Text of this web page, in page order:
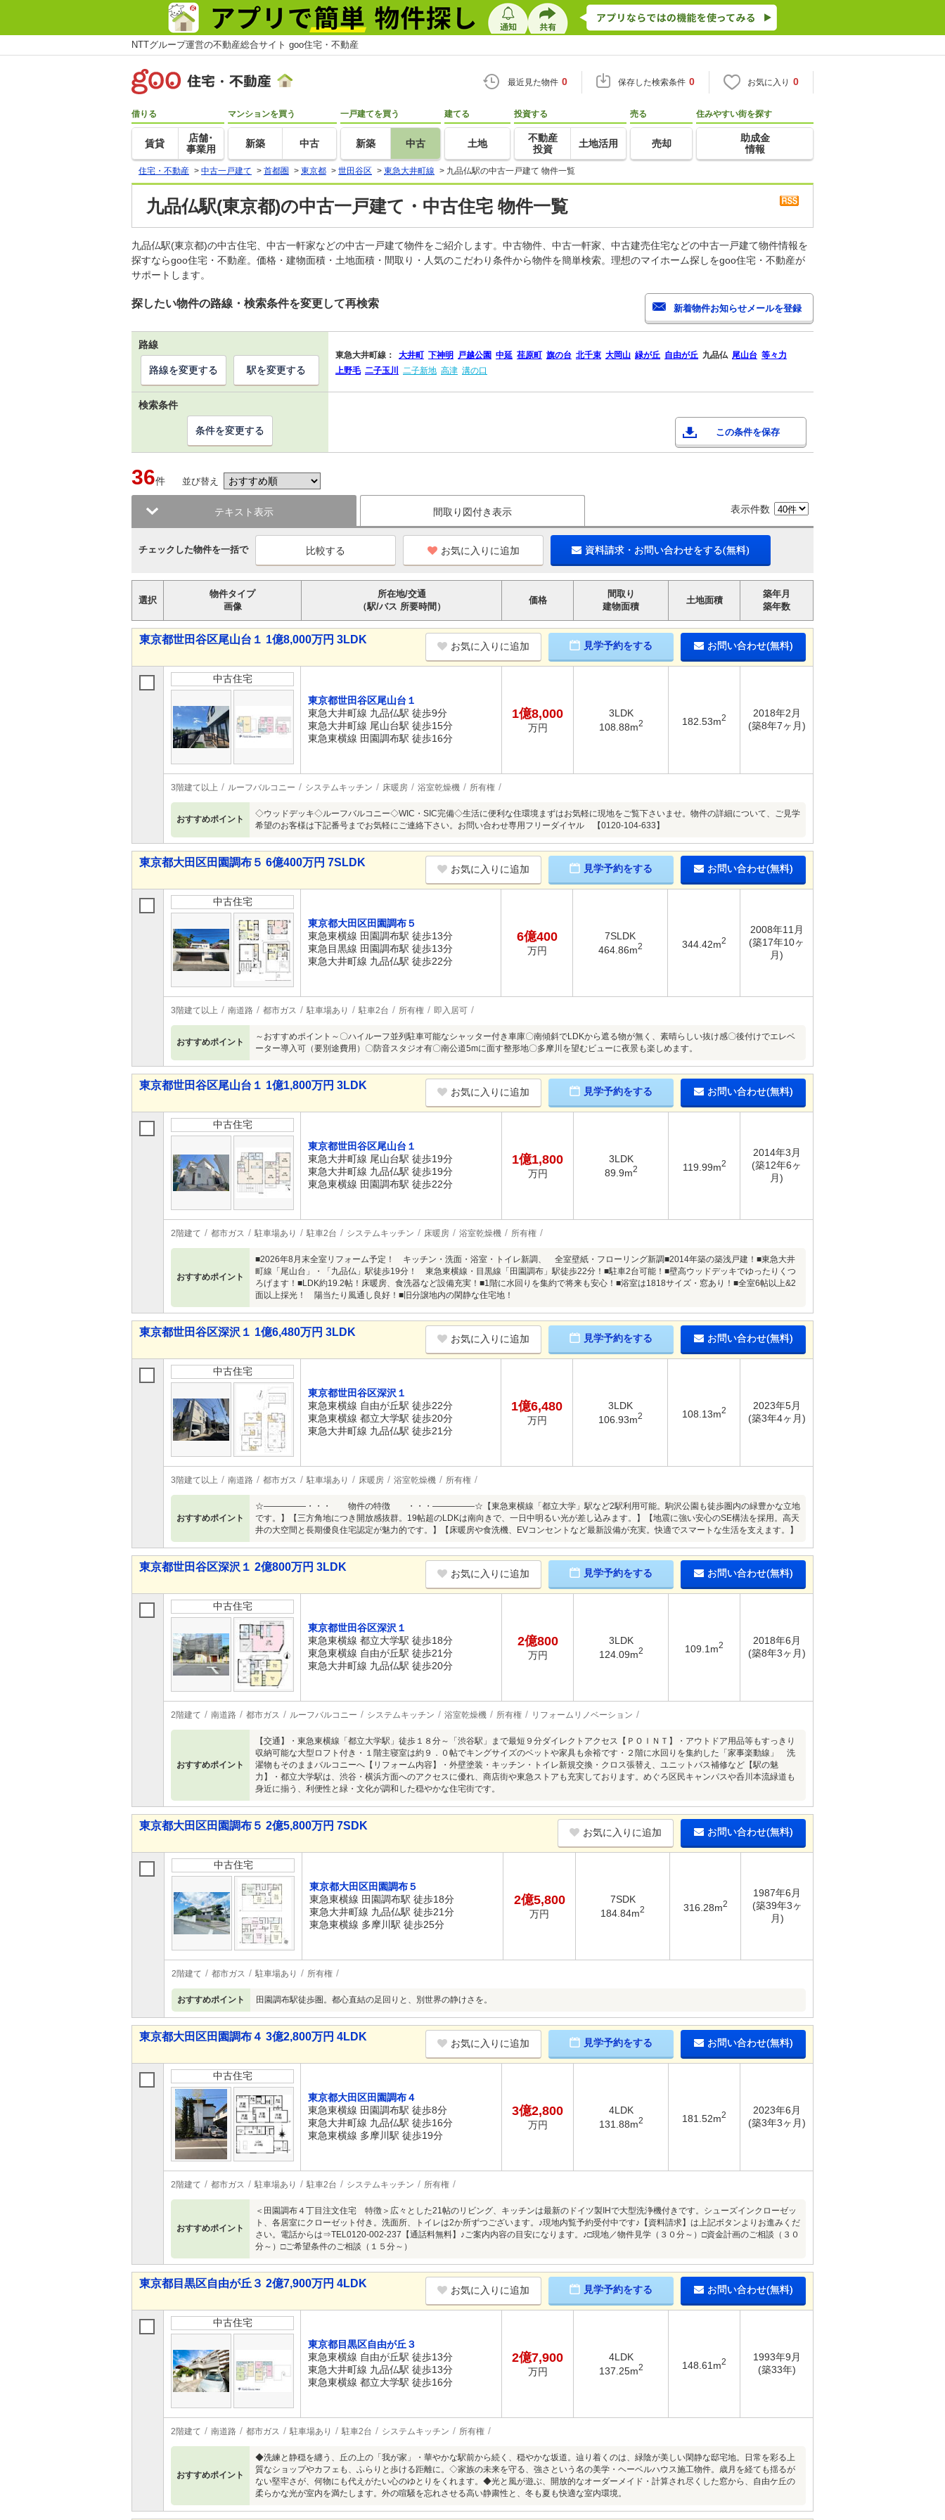
NTTグループ運営の不動産総合サイト goo住宅・不動産
最近見た物件 0 保存した検索条件 0 お気に入り 0
借りる
賃貸
店舗･
事業用
マンションを買う
新築 中古
一戸建てを買う
新築 中古
建てる
土地
投資する
不動産
投資
土地活用
売る
売却
住みやすい街を探す
助成金
情報
住宅・不動産 > 中古一戸建て > 首都圏 > 東京都 > 世田谷区 > 東急大井町線 > 九品仏駅の中古一戸建て 物件一覧
九品仏駅(東京都)の中古一戸建て・中古住宅 物件一覧
九品仏駅(東京都)の中古住宅、中古一軒家などの中古一戸建て物件をご紹介します。中古物件、中古一軒家、中古建売住宅などの中古一戸建て物件情報を
探すならgoo住宅・不動産。価格・建物面積・土地面積・間取り・人気のこだわり条件から物件を簡単検索。理想のマイホーム探しをgoo住宅・不動産が
サポートします。
探したい物件の路線・検索条件を変更して再検索
路線
東急大井町線： 大井町 下神明 戸越公園 中延 荏原町 旗の台 北千束 大岡山 緑が丘 自由が丘 九品仏 尾山台 等々力
上野毛 二子玉川 二子新地 高津 溝の口
路線を変更する 駅を変更する
検索条件
この条件を保存
条件を変更する
36件 並び替え
テキスト表示 間取り図付き表示 表示件数
チェックした物件を一括で お気に入りに追加 資料請求・お問い合わせをする(無料)
選択
物件タイプ
画像
所在地/交通
（駅/バス 所要時間）
価格
間取り
建物面積
土地面積
築年月
築年数
東京都世田谷区尾山台１ 1億8,000万円 3LDK
お気に入りに追加 見学予約をする お問い合わせ(無料)
中古住宅
東京都世田谷区尾山台１
東急大井町線 九品仏駅 徒歩9分
東急大井町線 尾山台駅 徒歩15分
東急東横線 田園調布駅 徒歩16分
1億8,000
万円
3LDK
108.88m2 182.53m2
2018年2月
(築8年7ヶ月)
3階建て以上 ルーフバルコニー システムキッチン 床暖房 浴室乾燥機 所有権
おすすめポイント
◇ウッドデッキ◇ルーフバルコニー◇WIC・SIC完備◇生活に便利な住環境まずはお気軽に現地をご覧下さいませ。物件の詳細について、ご見学
希望のお客様は下記番号までお気軽にご連絡下さい。お問い合わせ専用フリーダイヤル 【0120-104-633】
東京都大田区田園調布５ 6億400万円 7SLDK
お気に入りに追加 見学予約をする お問い合わせ(無料)
中古住宅
東京都大田区田園調布５
東急東横線 田園調布駅 徒歩13分
東急目黒線 田園調布駅 徒歩13分
東急大井町線 九品仏駅 徒歩22分
6億400
万円
7SLDK
464.86m2 344.42m2
2008年11月
(築17年10ヶ
月)
3階建て以上 南道路 都市ガス 駐車場あり 駐車2台 所有権 即入居可
おすすめポイント
～おすすめポイント～〇ハイルーフ並列駐車可能なシャッター付き車庫〇南傾斜でLDKから遮る物が無く、素晴らしい抜け感〇後付けでエレベ
ーター導入可（要別途費用）〇防音スタジオ有〇南公道5mに面す整形地〇多摩川を望むビューに夜景も楽しめます。
東京都世田谷区尾山台１ 1億1,800万円 3LDK
お気に入りに追加 見学予約をする お問い合わせ(無料)
中古住宅
東京都世田谷区尾山台１
東急大井町線 尾山台駅 徒歩19分
東急大井町線 九品仏駅 徒歩19分
東急東横線 田園調布駅 徒歩22分
1億1,800
万円
3LDK
89.9m2 119.99m2
2014年3月
(築12年6ヶ
月)
2階建て 都市ガス 駐車場あり 駐車2台 システムキッチン 床暖房 浴室乾燥機 所有権
おすすめポイント
■2026年8月末全室リフォーム予定！ キッチン・洗面・浴室・トイレ新調、 全室壁紙・フローリング新調■2014年築の築浅戸建！■東急大井
町線「尾山台」・「九品仏」駅徒歩19分！ 東急東横線・目黒線「田園調布」駅徒歩22分！■駐車2台可能！■壁高ウッドデッキでゆったりくつ
ろげます！■LDK約19.2帖！床暖房、食洗器など設備充実！■1階に水回りを集約で将来も安心！■浴室は1818サイズ・窓あり！■全室6帖以上&2
面以上採光！ 陽当たり風通し良好！■旧分譲地内の閑静な住宅地！
東京都世田谷区深沢１ 1億6,480万円 3LDK
お気に入りに追加 見学予約をする お問い合わせ(無料)
中古住宅
東京都世田谷区深沢１
東急東横線 自由が丘駅 徒歩22分
東急東横線 都立大学駅 徒歩20分
東急大井町線 九品仏駅 徒歩21分
1億6,480
万円
3LDK
106.93m2 108.13m2
2023年5月
(築3年4ヶ月)
3階建て以上 南道路 都市ガス 駐車場あり 床暖房 浴室乾燥機 所有権
おすすめポイント
☆―――――・・・ 物件の特徴 ・・・―――――☆【東急東横線「都立大学」駅など2駅利用可能。駒沢公園も徒歩圏内の緑豊かな立地
です。】【三方角地につき開放感抜群。19帖超のLDKは南向きで、一日中明るい光が差し込みます。】【地震に強い安心のSE構法を採用。高天
井の大空間と長期優良住宅認定が魅力的です。】【床暖房や食洗機、EVコンセントなど最新設備が充実。快適でスマートな生活を支えます。】
東京都世田谷区深沢１ 2億800万円 3LDK
お気に入りに追加 見学予約をする お問い合わせ(無料)
中古住宅
東京都世田谷区深沢１
東急東横線 都立大学駅 徒歩18分
東急東横線 自由が丘駅 徒歩21分
東急大井町線 九品仏駅 徒歩20分
2億800
万円
3LDK
124.09m2 109.1m2
2018年6月
(築8年3ヶ月)
2階建て 南道路 都市ガス ルーフバルコニー システムキッチン 浴室乾燥機 所有権 リフォームリノベーション
おすすめポイント
【交通】・東急東横線「都立大学駅」徒歩１８分～「渋谷駅」まで最短９分ダイレクトアクセス【ＰＯＩＮＴ】・アウトドア用品等もすっきり
収納可能な大型ロフト付き・１階主寝室は約９．０帖でキングサイズのベットや家具も余裕です・２階に水回りを集約した「家事楽動線」 洗
濯物もそのままバルコニーへ【リフォーム内容】・外壁塗装・キッチン・トイレ新規交換・クロス張替え、ユニットバス補修など【駅の魅
力】・都立大学駅は、渋谷・横浜方面へのアクセスに優れ、商店街や東急ストアも充実しております。めぐろ区民キャンパスや呑川本流緑道も
身近に揃う、利便性と緑・文化が調和した穏やかな住宅街です。
東京都大田区田園調布５ 2億5,800万円 7SDK
お気に入りに追加 お問い合わせ(無料)
中古住宅
東京都大田区田園調布５
東急東横線 田園調布駅 徒歩18分
東急大井町線 九品仏駅 徒歩21分
東急東横線 多摩川駅 徒歩25分
2億5,800
万円
7SDK
184.84m2 316.28m2
1987年6月
(築39年3ヶ
月)
2階建て 都市ガス 駐車場あり 所有権
おすすめポイント 田園調布駅徒歩圏。都心直結の足回りと、別世界の静けさを。
東京都大田区田園調布４ 3億2,800万円 4LDK
お気に入りに追加 見学予約をする お問い合わせ(無料)
中古住宅
東京都大田区田園調布４
東急東横線 田園調布駅 徒歩8分
東急大井町線 九品仏駅 徒歩16分
東急東横線 多摩川駅 徒歩19分
3億2,800
万円
4LDK
131.88m2 181.52m2
2023年6月
(築3年3ヶ月)
2階建て 都市ガス 駐車場あり 駐車2台 システムキッチン 所有権
おすすめポイント
＜田園調布４丁目注文住宅 特徴＞広々とした21帖のリビング、キッチンは最新のドイツ製IHで大型洗浄機付きです。シューズインクローゼッ
ト、各居室にクローゼット付き。洗面所、トイレは2か所ずつございます。♪現地内覧予約受付中です♪【資料請求】は上記ボタンよりお進みくだ
さい。電話からは⇒TEL0120-002-237【通話料無料】♪ご案内内容の目安になります。♪□現地／物件見学（３０分～）□資金計画のご相談（３０
分～）□ご希望条件のご相談（１５分～）
東京都目黒区自由が丘３ 2億7,900万円 4LDK
お気に入りに追加 見学予約をする お問い合わせ(無料)
中古住宅
東京都目黒区自由が丘３
東急東横線 自由が丘駅 徒歩13分
東急大井町線 九品仏駅 徒歩13分
東急東横線 都立大学駅 徒歩16分
2億7,900
万円
4LDK
137.25m2 148.61m2
1993年9月
(築33年)
2階建て 南道路 都市ガス 駐車場あり 駐車2台 システムキッチン 所有権
おすすめポイント
◆洗練と静穏を纏う、丘の上の「我が家」・華やかな駅前から続く、穏やかな坂道。辿り着くのは、緑陰が美しい閑静な邸宅地。日常を彩る上
質なショップやカフェも、ふらりと歩ける距離に。◇家族の未来を守る、強さという名の美学・ヘーベルハウス施工物件。歳月を経ても揺るが
ない堅牢さが、何物にも代えがたい心のゆとりをくれます。◆光と風が遊ぶ、開放的なオーダーメイド・計算され尽くした窓から、自由ケ丘の
柔らかな光が室内を満たします。外の喧騒を忘れさせる高い静粛性と、冬も夏も快適な室内環境。